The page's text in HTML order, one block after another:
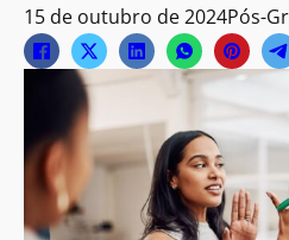
15 de outubro de 2024Pós-